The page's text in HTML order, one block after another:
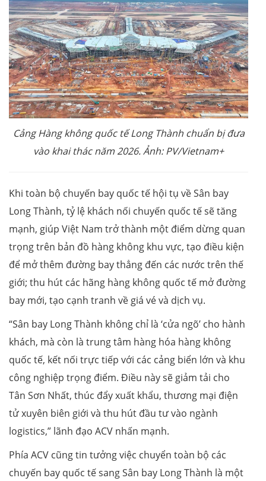
Cảng Hàng không quốc tế Long Thành chuẩn bị đưa
vào khai thác năm 2026. Ảnh: PV/Vietnam+
Khi toàn bộ chuyến bay quốc tế hội tụ về Sân bay
Long Thành, tỷ lệ khách nối chuyến quốc tế sẽ tăng
mạnh, giúp Việt Nam trở thành một điểm dừng quan
trọng trên bản đồ hàng không khu vực, tạo điều kiện
để mở thêm đường bay thẳng đến các nước trên thế
giới; thu hút các hãng hàng không quốc tế mở đường
bay mới, tạo cạnh tranh về giá vé và dịch vụ.
“Sân bay Long Thành không chỉ là ‘cửa ngõ’ cho hành
khách, mà còn là trung tâm hàng hóa hàng không
quốc tế, kết nối trực tiếp với các cảng biển lớn và khu
công nghiệp trọng điểm. Điều này sẽ giảm tải cho
Tân Sơn Nhất, thúc đẩy xuất khẩu, thương mại điện
tử xuyên biên giới và thu hút đầu tư vào ngành
logistics,” lãnh đạo ACV nhấn mạnh.
Phía ACV cũng tin tưởng việc chuyển toàn bộ các
chuyến bay quốc tế sang Sân bay Long Thành là một